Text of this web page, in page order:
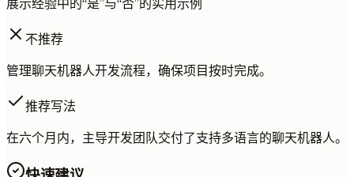
展示经验中的“是”与“否”的实用示例
不推荐
管理聊天机器人开发流程，确保项目按时完成。
推荐写法
在六个月内，主导开发团队交付了支持多语言的聊天机器人。